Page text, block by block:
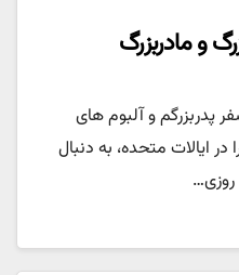
و مادربزرگ
پدربزرگم و آلبوم های
ایالات متحده، به دنبال